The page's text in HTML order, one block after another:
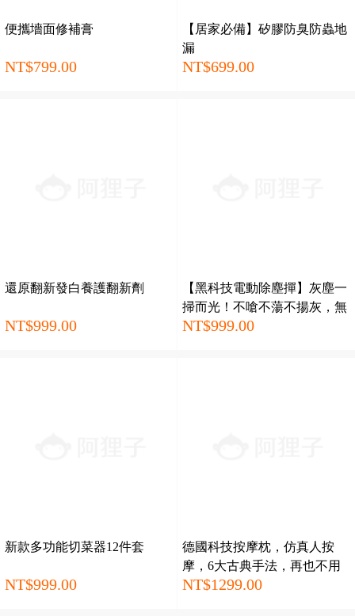
便攜墻面修補膏
NT$799.00
【居家必備】矽膠防臭防蟲地
漏
NT$699.00
還原翻新發白養護翻新劑
NT$999.00
【黑科技電動除塵撣】灰塵一
掃而光！不嗆不蕩不揚灰，無
死角清潔
NT$999.00
新款多功能切菜器12件套
NT$999.00
德國科技按摩枕，仿真人按
摩，6大古典手法，再也不用
去按摩店！
NT$1299.00